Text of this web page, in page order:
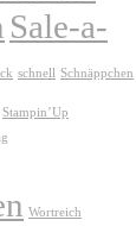
Sale-a-
schnell Schnäppchen
Stampin’Up
Wortreich